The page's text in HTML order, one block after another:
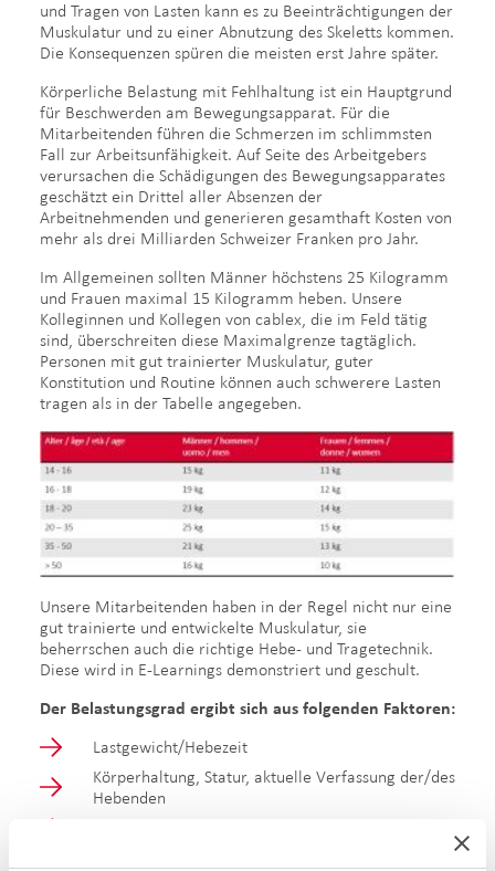
und Tragen von Lasten kann es zu Beeinträchtigungen der
Muskulatur und zu einer Abnutzung des Skeletts kommen.
Die Konsequenzen spüren die meisten erst Jahre später.
Körperliche Belastung mit Fehlhaltung ist ein Hauptgrund
für Beschwerden am Bewegungsapparat. Für die
Mitarbeitenden führen die Schmerzen im schlimmsten
Fall zur Arbeitsunfähigkeit. Auf Seite des Arbeitgebers
verursachen die Schädigungen des Bewegungsapparates
geschätzt ein Drittel aller Absenzen der
Arbeitnehmenden und generieren gesamthaft Kosten von
mehr als drei Milliarden Schweizer Franken pro Jahr.
Im Allgemeinen sollten Männer höchstens 25 Kilogramm
und Frauen maximal 15 Kilogramm heben. Unsere
Kolleginnen und Kollegen von cablex, die im Feld tätig
sind, überschreiten diese Maximalgrenze tagtäglich.
Personen mit gut trainierter Muskulatur, guter
Konstitution und Routine können auch schwerere Lasten
tragen als in der Tabelle angegeben.
Unsere Mitarbeitenden haben in der Regel nicht nur eine
gut trainierte und entwickelte Muskulatur, sie
beherrschen auch die richtige Hebe- und Tragetechnik.
Diese wird in E-Learnings demonstriert und geschult.
Der Belastungsgrad ergibt sich aus folgenden Faktoren:
Lastgewicht/Hebezeit
Körperhaltung, Statur, aktuelle Verfassung der/des
Hebenden